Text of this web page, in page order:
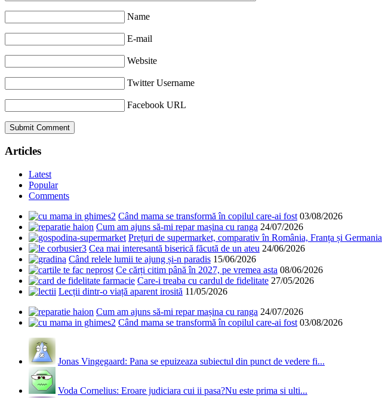
Name
E-mail
Website
Twitter Username
Facebook URL
Articles
Latest
Popular
Comments
Când mama se transformă în copilul care-ai fost 03/08/2026
Cum am ajuns să-mi repar mașina cu ranga 24/07/2026
Prețuri de supermarket, comparativ în România, Franța și Germania
Cea mai interesantă biserică făcută de un ateu 24/06/2026
Când relele lumii te ajung și-n paradis 15/06/2026
Ce cărți citim până în 2027, pe vremea asta 08/06/2026
Care-i treaba cu cardul de fidelitate 27/05/2026
Lecții dintr-o viață aparent irosită 11/05/2026
Cum am ajuns să-mi repar mașina cu ranga 24/07/2026
Când mama se transformă în copilul care-ai fost 03/08/2026
Jonas Vingegaard: Pana se epuizeaza subiectul din punct de vedere fi...
Voda Cornelius: Eroare judiciara cui ii pasa?Nu este prima si ulti...